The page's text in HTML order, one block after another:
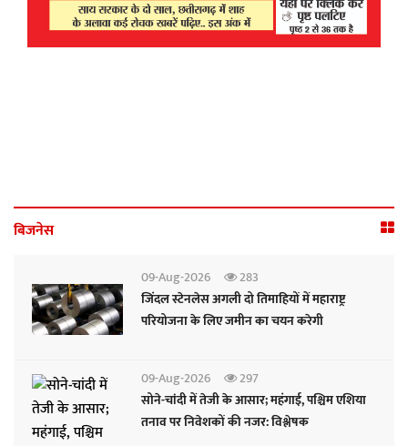
बिजनेस
09-Aug-2026
283
जिंदल स्टेनलेस अगली दो तिमाहियों में महाराष्ट्र
परियोजना के लिए जमीन का चयन करेगी
09-Aug-2026
297
सोने-चांदी में तेजी के आसार; महंगाई, पश्चिम एशिया
तनाव पर निवेशकों की नजर: विश्लेषक